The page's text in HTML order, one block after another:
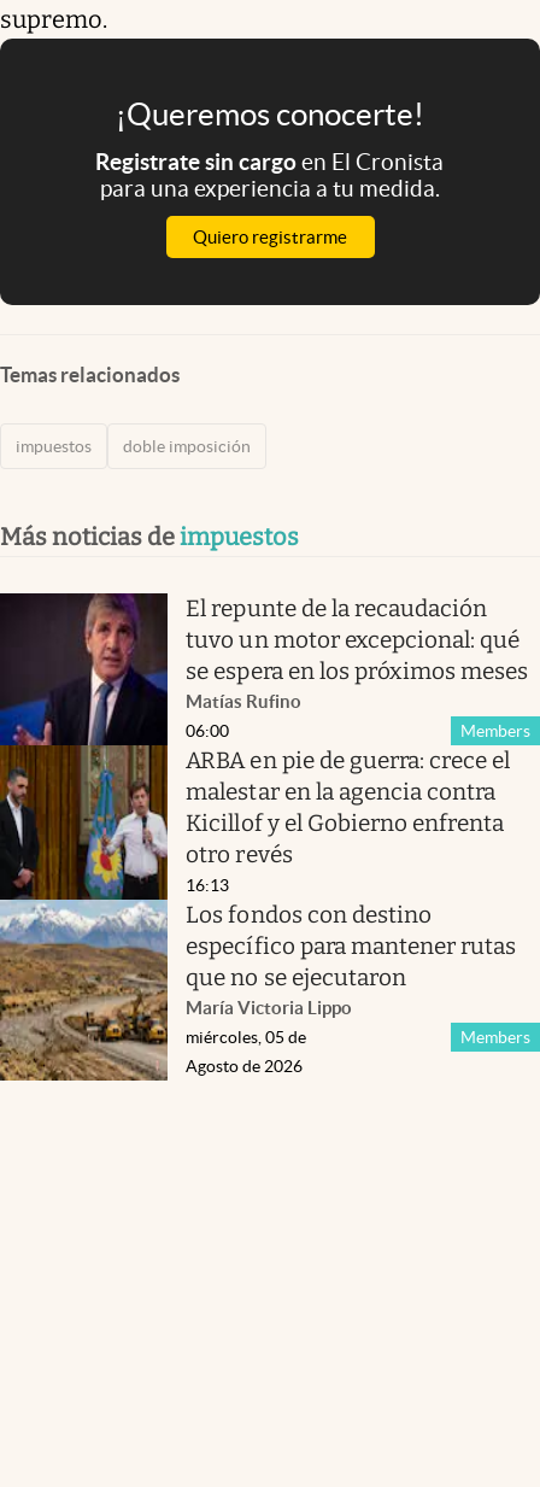
supremo.
¡Queremos conocerte!
Registrate sin cargoen El Cronista
para una experiencia a tu medida.
Quiero registrarme
Temas relacionados
impuestos doble imposición
Más noticias deimpuestos
El repunte de la recaudación
tuvo un motor excepcional: qué
se espera en los próximos meses
Matías Rufino
Members
06:00
ARBA en pie de guerra: crece el
malestar en la agencia contra
Kicillof y el Gobierno enfrenta
otro revés
16:13
Los fondos con destino
específico para mantener rutas
que no se ejecutaron
María Victoria Lippo
Members
miércoles, 05 de
Agosto de 2026